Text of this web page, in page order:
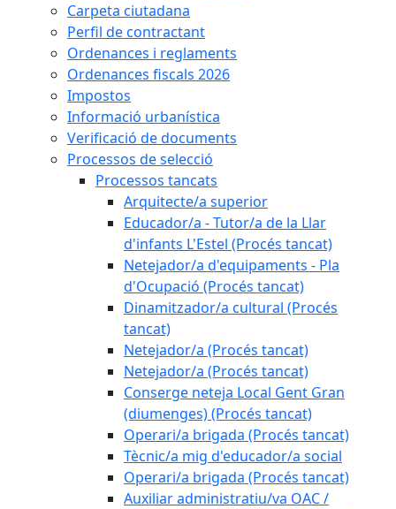
Carpeta ciutadana
Perfil de contractant
Ordenances i reglaments
Ordenances fiscals 2026
Impostos
Informació urbanística
Verificació de documents
Processos de selecció
Processos tancats
Arquitecte/a superior
Educador/a - Tutor/a de la Llar
d'infants L'Estel (Procés tancat)
Netejador/a d'equipaments - Pla
d'Ocupació (Procés tancat)
Dinamitzador/a cultural (Procés
tancat)
Netejador/a (Procés tancat)
Netejador/a (Procés tancat)
Conserge neteja Local Gent Gran
(diumenges) (Procés tancat)
Operari/a brigada (Procés tancat)
Tècnic/a mig d'educador/a social
Operari/a brigada (Procés tancat)
Auxiliar administratiu/va OAC /